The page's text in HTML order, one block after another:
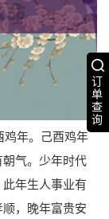
订
单
查
询
鸡年。己酉鸡年
气。少年时代
年生人事业有
，晚年富贵安